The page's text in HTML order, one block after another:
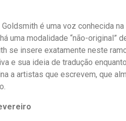
Goldsmith é uma voz conhecida
uma modalidade “não-original”
se insere exatamente neste
e sua ideia de tradução
a artistas que escrevem, que